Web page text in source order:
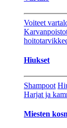
Voiteet
Hiukset
Shampoot
Harjat ja
Miesten